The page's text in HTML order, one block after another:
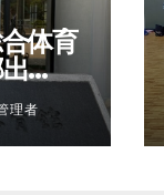
体育
理者